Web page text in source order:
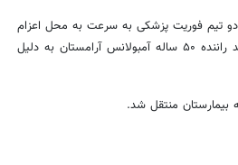
تیم فوریت پزشکی به سرعت به محل اعزام
شدند که پس از بررسی‌های کارشناسان اورژانس در صحنه مشخص شد راننده ۵۰ ساله آمبولانس آرامستان به دلیل
منتقل شد.